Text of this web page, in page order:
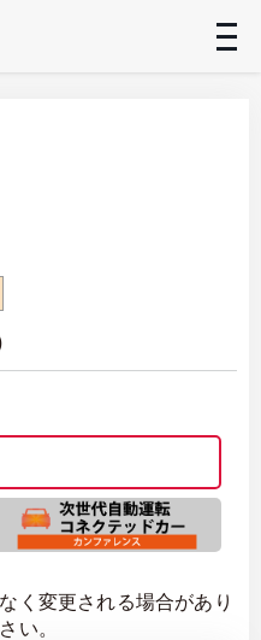
く変更される場合があり
い。